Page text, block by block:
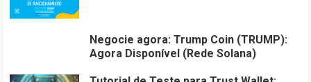
Negocie agora: Trump Coin (TRUMP):
Agora Disponível (Rede Solana)